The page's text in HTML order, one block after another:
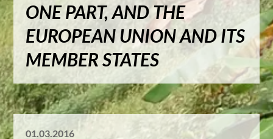
Positionen
Die WTO und der Welthandel
Suche
ONE PART, AND THE
EUROPEAN UNION AND ITS
MEMBER STATES
01.03.2016